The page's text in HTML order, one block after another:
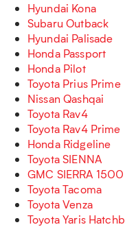
Hyundai Kona
Subaru Outback
Hyundai Palisade
Honda Passport
Honda Pilot
Toyota Prius Prime
Nissan Qashqai
Toyota Rav4
Toyota Rav4 Prime
Honda Ridgeline
Toyota SIENNA
GMC SIERRA 1500
Toyota Tacoma
Toyota Venza
Toyota Yaris